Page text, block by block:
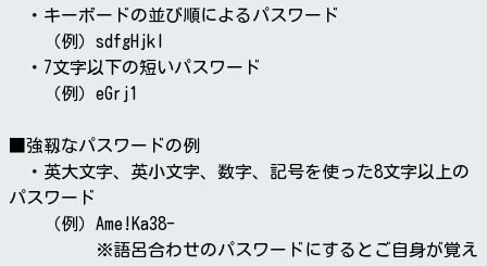
・キーボードの並び順によるパスワード
（例）sdfgHjkl
・7文字以下の短いパスワード
（例）eGrj1
■強靱なパスワードの例
・英大文字、英小文字、数字、記号を使った8文字以上の
パスワード
（例）Ame!Ka38-
※語呂合わせのパスワードにするとご自身が覚え